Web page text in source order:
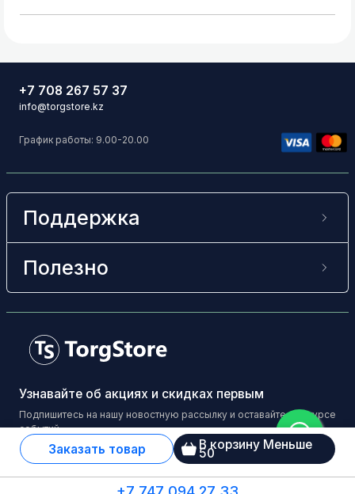
Заказать товар В корзину Меньше
50
Узнавайте об акциях и скидках первым
Подпишитесь на нашу новостную рассылку и оставайтесь в курсе
событий
Поддержка
Полезно
+7 708 267 57 37
info@torgstore.kz
График работы: 9.00-20.00